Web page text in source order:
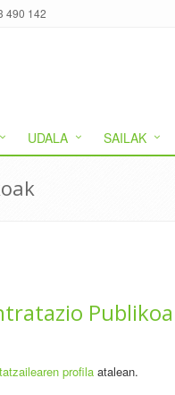
490 142
UDALA SAILAK
profila atalean.